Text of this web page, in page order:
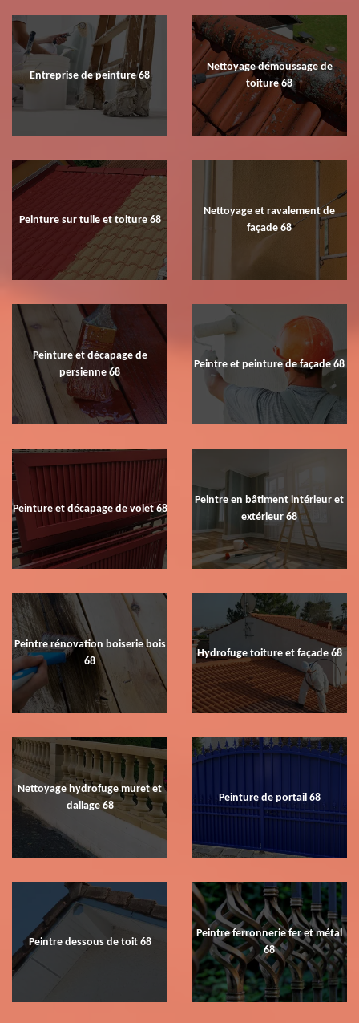
Entreprise de peinture 68
Nettoyage démoussage de
toiture 68
Peinture sur tuile et toiture 68
Nettoyage et ravalement de
façade 68
Peinture et décapage de
persienne 68
Peintre et peinture de façade 68
Peinture et décapage de volet 68
Peintre en bâtiment intérieur et
extérieur 68
Peintre rénovation boiserie bois
68
Hydrofuge toiture et façade 68
Nettoyage hydrofuge muret et
dallage 68
Peinture de portail 68
Peintre dessous de toit 68
Peintre ferronnerie fer et métal
68